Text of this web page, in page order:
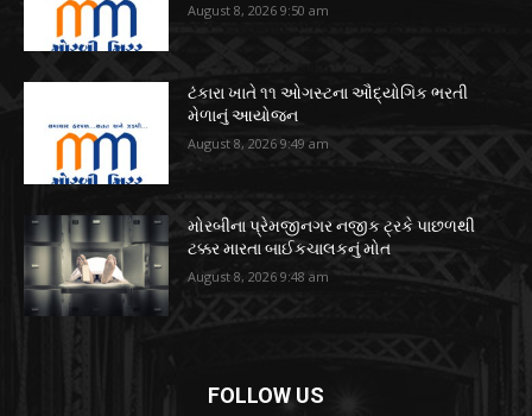
August 8, 2026 9:50 am
ટંકારા ખાતે ૧૧ ઓગસ્ટના ઔદ્યોગિક ભરતી
મેળાનું આયોજન
August 8, 2026 9:49 am
મોરબીના પ્રેમજીનગર નજીક ટ્રકે પાછળથી
ટક્કર મારતા બાઈકચાલકનું મોત
August 8, 2026 9:48 am
FOLLOW US